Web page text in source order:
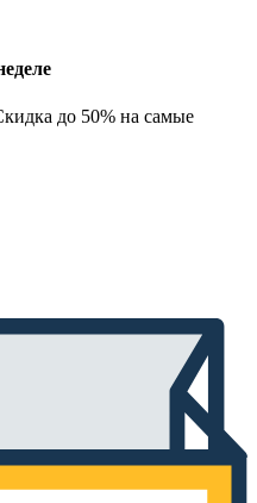
до 50% на самые